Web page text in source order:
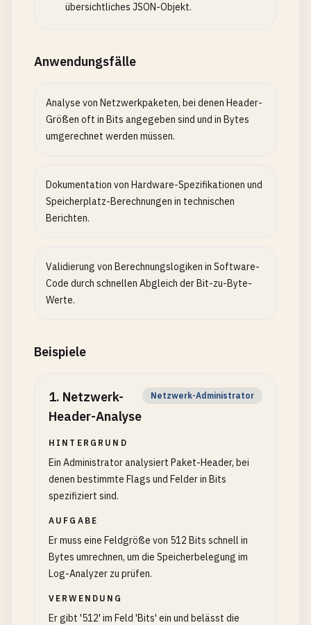
übersichtliches JSON-Objekt.
Anwendungsfälle
Analyse von Netzwerkpaketen, bei denen Header-
Größen oft in Bits angegeben sind und in Bytes
umgerechnet werden müssen.
Dokumentation von Hardware-Spezifikationen und
Speicherplatz-Berechnungen in technischen
Berichten.
Validierung von Berechnungslogiken in Software-
Code durch schnellen Abgleich der Bit-zu-Byte-
Werte.
Beispiele
1. Netzwerk-
Header-Analyse
Netzwerk-Administrator
HINTERGRUND
Ein Administrator analysiert Paket-Header, bei
denen bestimmte Flags und Felder in Bits
spezifiziert sind.
AUFGABE
Er muss eine Feldgröße von 512 Bits schnell in
Bytes umrechnen, um die Speicherbelegung im
Log-Analyzer zu prüfen.
VERWENDUNG
Er gibt '512' im Feld 'Bits' ein und belässt die